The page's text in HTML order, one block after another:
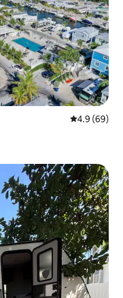
レビュー69
4.9 (69)